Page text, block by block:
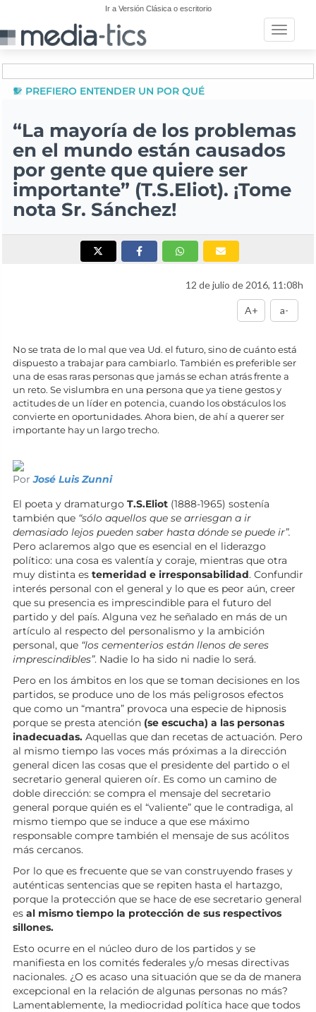
Ir a Versión Clásica o escritorio
Toggle
PREFIERO ENTENDER UN POR QUÉ
“La mayoría de los problemas
en el mundo están causados
por gente que quiere ser
importante” (T.S.Eliot). ¡Tome
nota Sr. Sánchez!
12 de julio de 2016, 11:08h
A+ a-
No se trata de lo mal que vea Ud. el futuro, sino de cuánto está
dispuesto a trabajar para cambiarlo. También es preferible ser
una de esas raras personas que jamás se echan atrás frente a
un reto. Se vislumbra en una persona que ya tiene gestos y
actitudes de un líder en potencia, cuando los obstáculos los
convierte en oportunidades. Ahora bien, de ahí a querer ser
importante hay un largo trecho.
PorJosé Luis Zunni
El poeta y dramaturgo T.S.Eliot (1888-1965) sostenía
también que “sólo aquellos que se arriesgan a ir
demasiado lejos pueden saber hasta dónde se puede ir”.
Pero aclaremos algo que es esencial en el liderazgo
político: una cosa es valentía y coraje, mientras que otra
muy distinta es temeridad e irresponsabilidad. Confundir
interés personal con el general y lo que es peor aún, creer
que su presencia es imprescindible para el futuro del
partido y del país. Alguna vez he señalado en más de un
artículo al respecto del personalismo y la ambición
personal, que “los cementerios están llenos de seres
imprescindibles”. Nadie lo ha sido ni nadie lo será.
Pero en los ámbitos en los que se toman decisiones en los
partidos, se produce uno de los más peligrosos efectos
que como un “mantra” provoca una especie de hipnosis
porque se presta atención (se escucha) a las personas
inadecuadas. Aquellas que dan recetas de actuación. Pero
al mismo tiempo las voces más próximas a la dirección
general dicen las cosas que el presidente del partido o el
secretario general quieren oír. Es como un camino de
doble dirección: se compra el mensaje del secretario
general porque quién es el “valiente” que le contradiga, al
mismo tiempo que se induce a que ese máximo
responsable compre también el mensaje de sus acólitos
más cercanos.
Por lo que es frecuente que se van construyendo frases y
auténticas sentencias que se repiten hasta el hartazgo,
porque la protección que se hace de ese secretario general
es al mismo tiempo la protección de sus respectivos
sillones.
Esto ocurre en el núcleo duro de los partidos y se
manifiesta en los comités federales y/o mesas directivas
nacionales. ¿O es acaso una situación que se da de manera
excepcional en la relación de algunas personas no más?
Lamentablemente, la mediocridad política hace que todos